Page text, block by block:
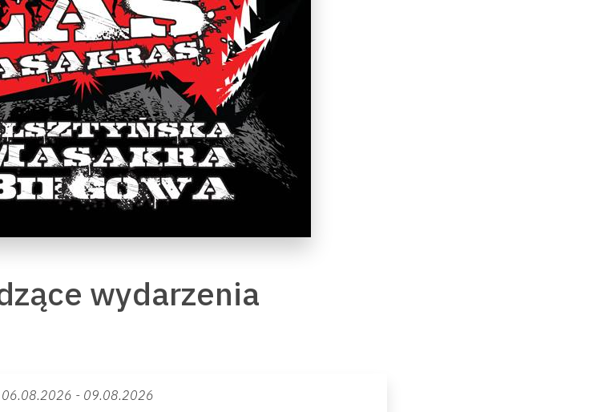
wydarzenia
06.08.2026 - 09.08.2026